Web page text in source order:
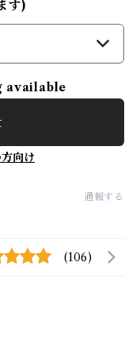
す)
available
向け
通報する
(106)